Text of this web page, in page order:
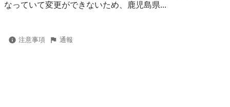
なっていて変更ができないため、鹿児島県...
注意事項 通報